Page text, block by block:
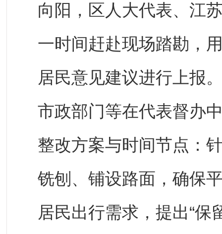
向阳，区人大代表、江
一时间赶赴现场踏勘，
居民意见建议进行上报
市政部门等在代表督办
整改方案与时间节点：
铣刨、铺设路面，确保
居民出行需求，提出“保